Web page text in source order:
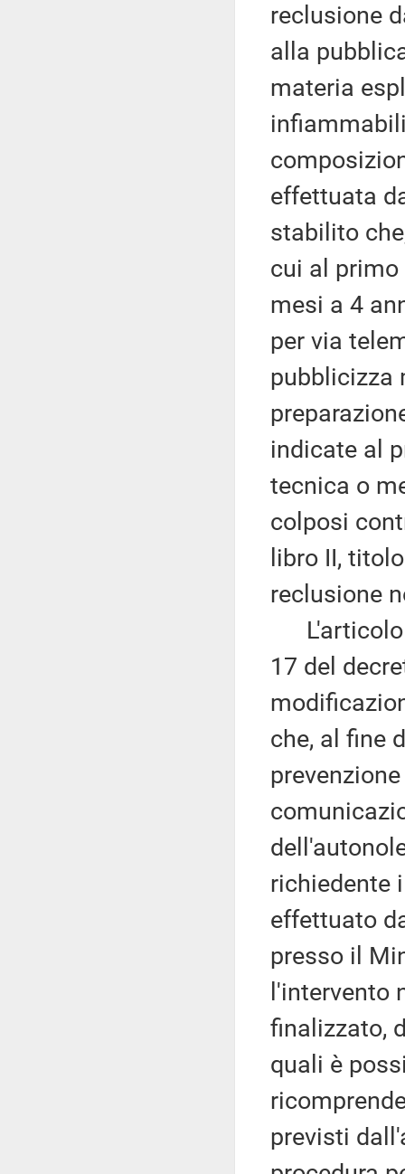
reclusione
alla
materia
effettuata
stabilito
cui al primo
mesi a 4
per via
pubblicizza
indicate al
tecnica o
colposi
libro II,
reclusione
L'articolo
17 del
che, al fine
richiedente
effettuato
presso il
l'intervento
finalizzato,
quali è
previsti